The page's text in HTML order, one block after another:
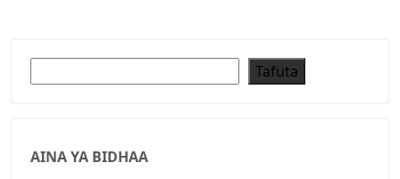
Tafuta
AINA YA BIDHAA